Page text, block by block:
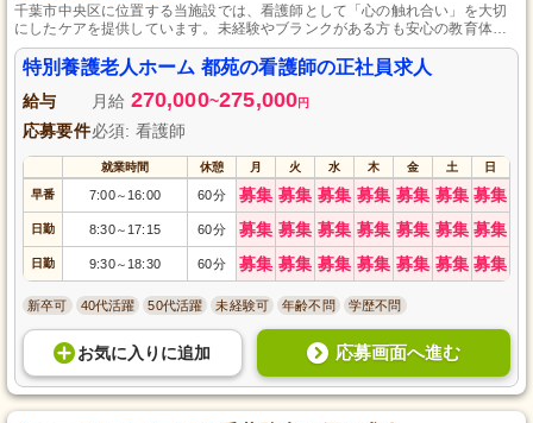
千葉市中央区に位置する当施設では、看護師として「心の触れ合い」を大切
にしたケアを提供しています。未経験やブランクがある方も安心の教育体制
で支えます。年間123日の休日を保証し、スタッフ一人一人が長く働ける環境
を整えているので、安定して働きたい看護師の方はぜひご応募ください。
特別養護老人ホーム 都苑の看護師の正社員求人
給与 月給 270,000~275,000円
応募要件必須: 看護師
就業時間 休憩 月 火 水 木 金 土 日
早番 7:00～ 16:00 60分 募集 募集 募集 募集 募集 募集 募集
日勤 8:30～ 17:15 60分 募集 募集 募集 募集 募集 募集 募集
日勤 9:30～ 18:30 60分 募集 募集 募集 募集 募集 募集 募集
新卒可 40代活躍 50代活躍 未経験可 年齢不問 学歴不問
お気に入り に追加 応募画面へ進む